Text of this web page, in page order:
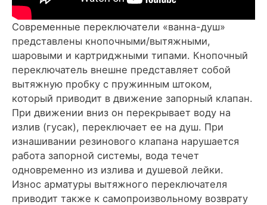
Современные переключатели «ванна-душ»
представлены кнопочными/вытяжными,
шаровыми и картриджными типами. Кнопочный
переключатель внешне представляет собой
вытяжную пробку с пружинным штоком,
который приводит в движение запорный клапан.
При движении вниз он перекрывает воду на
излив (гусак), переключает ее на душ. При
изнашивании резинового клапана нарушается
работа запорной системы, вода течет
одновременно из излива и душевой лейки.
Износ арматуры вытяжного переключателя
приводит также к самопроизвольному возврату